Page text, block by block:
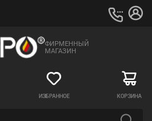
ФИРМЕННЫЙ
МАГАЗИН
ИЗБРАННОЕ КОРЗИНА